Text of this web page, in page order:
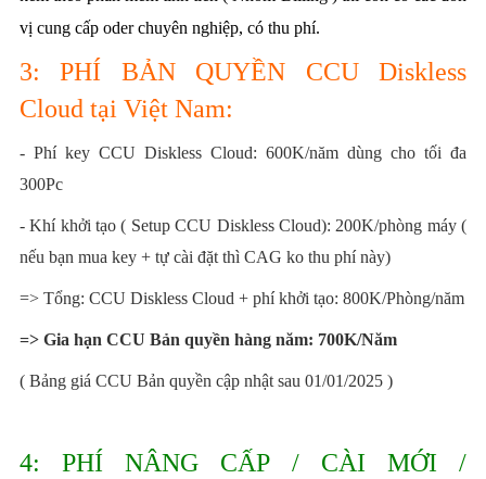
vị cung cấp oder chuyên nghiệp, có thu phí.
3: PHÍ BẢN QUYỀN CCU Diskless
Cloud tại Việt Nam:
- Phí key CCU Diskless Cloud: 600K/năm dùng cho tối đa
300Pc
- Khí khởi tạo ( SetupCCU Diskless Cloud): 200K/phòng máy (
nếu bạn mua key + tự cài đặt thì CAG ko thu phí này)
=> Tổng: CCU Diskless Cloud + phí khởi tạo: 800K/Phòng/năm
=> Gia hạn CCU Bản quyền hàng năm: 700K/Năm
( Bảng giá CCU Bản quyền cập nhật sau 01/01/2025 )
4: PHÍ NÂNG CẤP / CÀI MỚI /